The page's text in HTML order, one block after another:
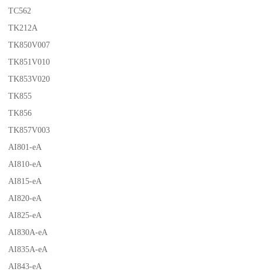
TC562
TK212A
TK850V007
TK851V010
TK853V020
TK855
TK856
TK857V003
AI801-eA
AI810-eA
AI815-eA
AI820-eA
AI825-eA
AI830A-eA
AI835A-eA
AI843-eA